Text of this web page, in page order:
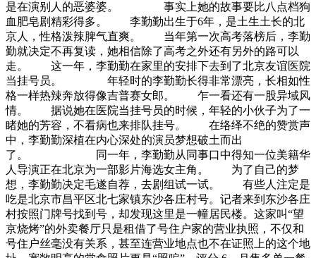
是在演别人的恶婆婆。 事实上她的故事要比八点档狗
血肥皂剧精彩得多。 李勤勤出生于6年，是土生土长的北
京人，性格泼辣脾气直爽。 当年第一次高考落榜后，李勤
勤就决定不再复读，她相信除了高考之外还有另外的路可以
走。 这一年，李勤勤在家里的安排下去到了北京友谊医院
当挂号员。 年轻时的李勤勤长得非常漂亮，长相如性
格一样热辣奔放得像吉普赛女郎。 乍一看还有一股异域风
情。 据说她在医院当挂号员的时候，年轻的小伙子为了一
睹她的芳容，不看病也来排队挂号。 在络绎不绝的赞赏声
中，李勤勤深植在内心深处的演员梦想破土而出
了。 同一年，李勤勤从同事口中得知一位美籍华
人导演正在北京为一部影片海选女主角。 为了自己的梦
想，李勤勤决定毛遂自荐，去剧组试一试。 有些人注定是
吃是北京市昌平区北七家镇东沙各庄村号。记者来到东沙各庄
村按照门牌号找到号，却发现这里是一幢居民楼。这家叫“望
京烧烤”的外卖餐厅只是租借了号住户家的营业执照，不仅和
号住户丝毫没有关系，甚至连营业地点也不在证照上的这个地